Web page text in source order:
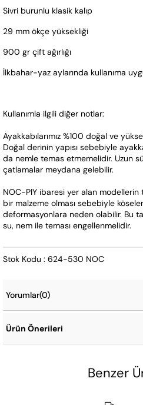
Sivri burunlu klasik kalıp
29 mm ökçe yüksekliği
900 gr çift ağırlığı
İlkbahar-yaz aylarında kullanıma
Kullanımla ilgili diğer notlar:
Ayakkabılarımız %100 doğal ve
Doğal derinin yapısı sebebiyle
da nemle temas etmemelidir. Uzun
çatlamalar meydana gelebilir.
NOC-PIY ibaresi yer alan modellerin
bir malzeme olması sebebiyle
deformasyonlara neden olabilir. Bu
su, nem ile teması engellenmelidir.
Stok Kodu : 624-530 NOC
Yorumlar(0)
Ürün Önerileri
Benzer